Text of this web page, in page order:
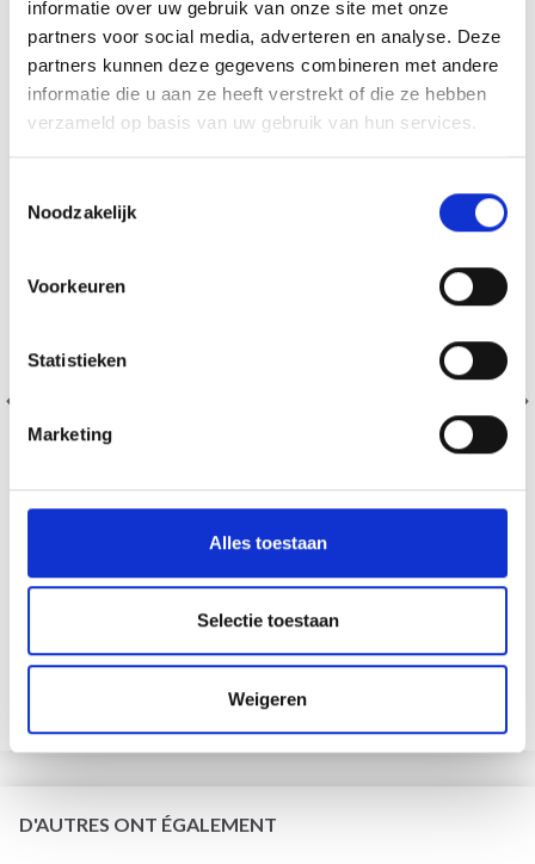
informatie over uw gebruik van onze site met onze
partners voor social media, adverteren en analyse. Deze
partners kunnen deze gegevens combineren met andere
informatie die u aan ze heeft verstrekt of die ze hebben
verzameld op basis van uw gebruik van hun services.
Noodzakelijk
Voorkeuren
Statistieken
Marketing
Alles toestaan
Selectie toestaan
Weigeren
SIMILAIRE À CECI
19% de réduction
KNITPRO CÂBLE EN ACIER INOXYDABLE SWIVEL OR
L'offre expire le 08/09/2026
D'AUTRES ONT ÉGALEMENT